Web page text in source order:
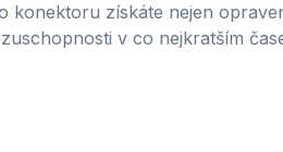
konektoru získáte nejen
v co nejkratším